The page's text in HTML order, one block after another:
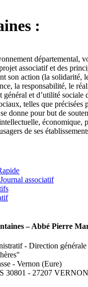
:
départemental,
associatif et des
son action (la solidarité,
la responsabilité, le
général et d’utilité sociale
telles que précisées
donne pour but de
économique,
de ses
associatif
– Abbé Pierre
- Direction générale
- Vernon (Eure)
30801 - 27207